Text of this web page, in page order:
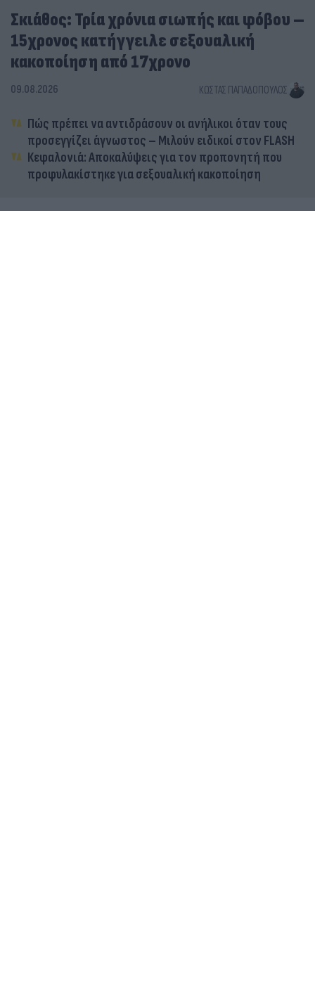
Σκιάθος: Τρία χρόνια σιωπής και φόβου –
15χρονος κατήγγειλε σεξουαλική
κακοποίηση από 17χρονο
09.08.2026 ΚΏΣΤΑΣ ΠΑΠΑΔΌΠΟΥΛΟΣ
Πώς πρέπει να αντιδράσουν οι ανήλικοι όταν τους
προσεγγίζει άγνωστος – Μιλούν ειδικοί στον FLASH
Κεφαλονιά: Αποκαλύψεις για τον προπονητή που
προφυλακίστηκε για σεξουαλική κακοποίηση